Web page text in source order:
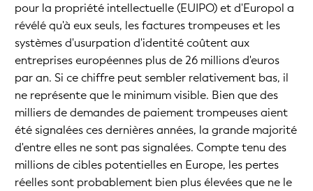
pour la propriété intellectuelle (EUIPO) et d'Europol a
révélé qu'à eux seuls, les factures trompeuses et les
systèmes d'usurpation d'identité coûtent aux
entreprises européennes plus de 26 millions d'euros
par an. Si ce chiffre peut sembler relativement bas, il
ne représente que le minimum visible. Bien que des
milliers de demandes de paiement trompeuses aient
été signalées ces dernières années, la grande majorité
d'entre elles ne sont pas signalées. Compte tenu des
millions de cibles potentielles en Europe, les pertes
réelles sont probablement bien plus élevées que ne le